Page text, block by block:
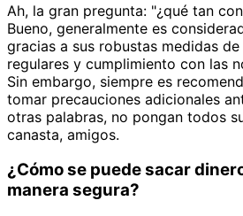
Ah, la gran pregunta: "¿qué tan
Bueno, generalmente es
gracias a sus robustas medidas
regulares y cumplimiento con las
Sin embargo, siempre es
tomar precauciones adicionales
otras palabras, no pongan todos
canasta, amigos.
¿Cómo se puede sacar
manera segura?